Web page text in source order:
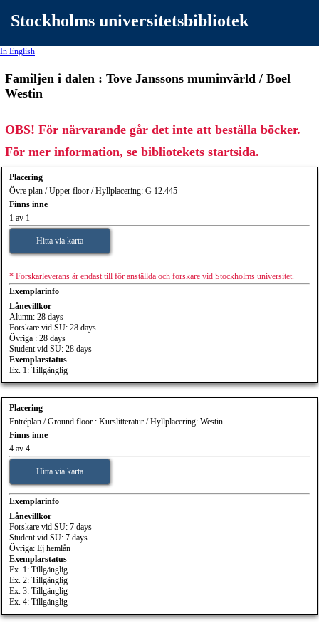
Stockholms universitetsbibliotek
In English
Familjen i dalen : Tove Janssons muminvärld / Boel
Westin
OBS! För närvarande går det inte att beställa böcker.
För mer information, se bibliotekets startsida.
Placering
Övre plan / Upper floor / Hyllplacering: G 12.445
Finns inne
1 av 1
Hitta via karta
* Forskarleverans är endast till för anställda och forskare vid Stockholms universitet.
Exemplarinfo
Lånevillkor
Alumn: 28 days
Forskare vid SU: 28 days
Övriga : 28 days
Student vid SU: 28 days
Exemplarstatus
Ex. 1: Tillgänglig
Placering
Entréplan / Ground floor : Kurslitteratur / Hyllplacering: Westin
Finns inne
4 av 4
Hitta via karta
Exemplarinfo
Lånevillkor
Forskare vid SU: 7 days
Student vid SU: 7 days
Övriga: Ej hemlån
Exemplarstatus
Ex. 1: Tillgänglig
Ex. 2: Tillgänglig
Ex. 3: Tillgänglig
Ex. 4: Tillgänglig